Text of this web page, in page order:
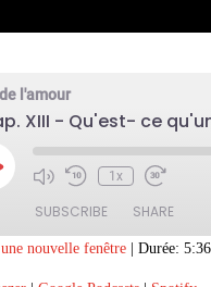
l'amour
XIII - Qu'est- ce
1x
SUBSCRIBE SHARE
Deezer
nouvelle fenêtre |Durée: 5:36